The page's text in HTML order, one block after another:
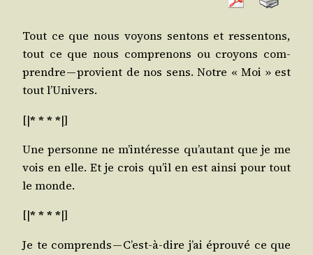
Tout ce que nous voyons sen­tons et res­sen­tons,
tout ce que nous com­pre­nons ou croyons com­
prendre — pro­vient de nos sens. Notre « Moi » est
tout l’Univers.
[|* * * *|]
Une per­sonne ne m’in­té­resse qu’au­tant que je me
vois en elle. Et je crois qu’il en est ain­si pour tout
le monde.
[|* * * *|]
Je te com­prends — C’est-à-dire j’ai éprou­vé ce que